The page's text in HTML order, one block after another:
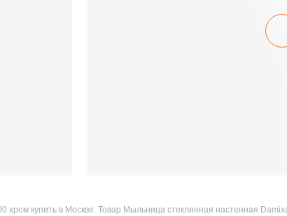
купить в Москве. Товар Мыльница стеклянная настенная